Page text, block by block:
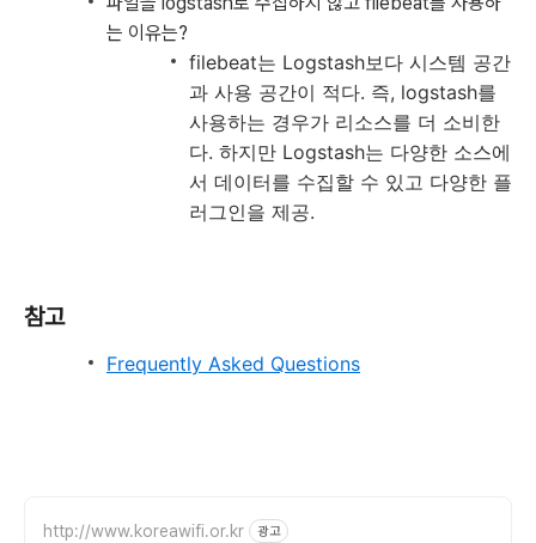
는 이유는?
filebeat는 Logstash보다 시스템 공간
과 사용 공간이 적다. 즉, logstash를
사용하는 경우가 리소스를 더 소비한
다. 하지만 Logstash는 다양한 소스에
서 데이터를 수집할 수 있고 다양한 플
러그인을 제공.
참고
Frequently Asked Questions
http://www.koreawifi.or.kr 광고